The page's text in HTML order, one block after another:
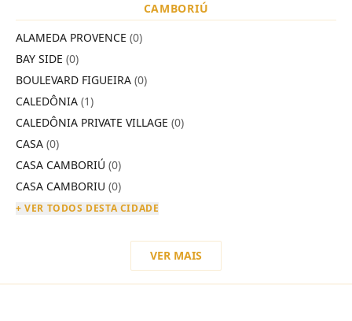
CAMBORIÚ
ALAMEDA PROVENCE (0)
BAY SIDE (0)
BOULEVARD FIGUEIRA (0)
CALEDÔNIA (1)
CALEDÔNIA PRIVATE VILLAGE (0)
CASA (0)
CASA CAMBORIÚ (0)
CASA CAMBORIU (0)
+ VER TODOS DESTA CIDADE
VER MAIS